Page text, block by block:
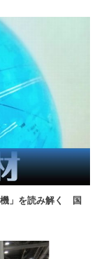
機」を読み解く 国